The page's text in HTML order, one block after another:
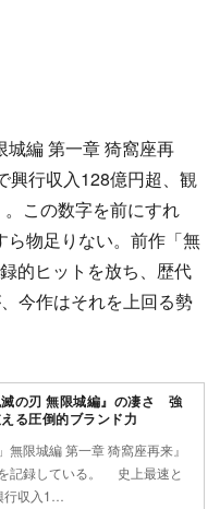
編 第一章 猗窩座再
興行収入128億円超、観
この数字を前にすれ
ら物足りない。前作「無
的ヒットを放ち、歴代
今作はそれを上回る勢
の刃 無限城編』の凄さ 強
る圧倒的ブランド力
無限城編 第一章 猗窩座再来』
記録している。 史上最速と
収入1…